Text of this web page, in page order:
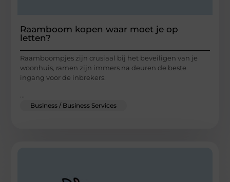
Raamboom kopen waar moet je op
letten?
Raamboompjes zijn crusiaal bij het beveiligen van je
woonhuis, ramen zijn immers na deuren de beste
ingang voor de inbrekers.
Business / Business Services